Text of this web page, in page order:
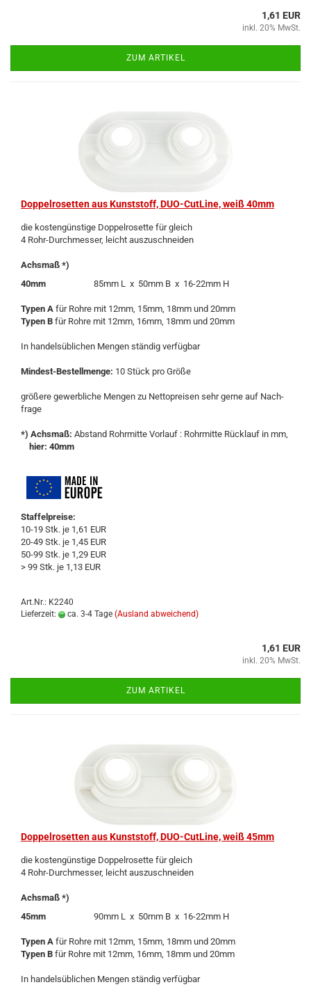
1,61 EUR
inkl. 20% MwSt.
ZUM ARTIKEL
Dop­pel­ro­set­ten aus Kunst­stoff, DUO-​Cut­Line, weiß 40mm
die kos­ten­güns­ti­ge Dop­pel­ro­set­te für gleich
4 Rohr-​Durchmesser, leicht aus­zu­schnei­den
Achs­maß *)
40mm
85mm L x 50mm B x 16-​22mm H
Typen A für Rohre mit 12mm, 15mm, 18mm und 20mm
Typen B für Rohre mit 12mm, 16mm, 18mm und 20mm
In han­dels­üb­li­chen Men­gen stän­dig ver­füg­bar
Mindest-​Bestellmenge: 10 Stück pro Größe
grö­ße­re ge­werb­li­che Men­gen zu Net­to­prei­sen sehr gerne auf Nach­
fra­ge
*) Achs­maß: Ab­stand Rohr­mit­te Vor­lauf : Rohr­mit­te Rück­lauf in mm,
hier: 40mm
Staffelpreise:
10-19 Stk. je 1,61 EUR
20-49 Stk. je 1,45 EUR
50-99 Stk. je 1,29 EUR
> 99 Stk. je 1,13 EUR
Art.Nr.: K2240
Lieferzeit:
ca. 3-4 Tage (Ausland abweichend)
1,61 EUR
inkl. 20% MwSt.
ZUM ARTIKEL
Dop­pel­ro­set­ten aus Kunst­stoff, DUO-​Cut­Line, weiß 45mm
die kos­ten­güns­ti­ge Dop­pel­ro­set­te für gleich
4 Rohr-​Durchmesser, leicht aus­zu­schnei­den
Achs­maß *)
45mm
90mm L x 50mm B x 16-​22mm H
Typen A für Rohre mit 12mm, 15mm, 18mm und 20mm
Typen B für Rohre mit 12mm, 16mm, 18mm und 20mm
In han­dels­üb­li­chen Men­gen stän­dig ver­füg­bar